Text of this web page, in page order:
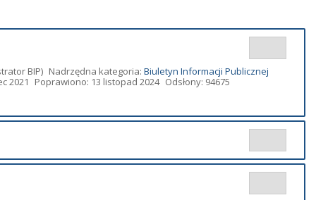
BIP) Nadrzędna kategoria: Biuletyn Informacji Publicznej
2021
Poprawiono: 13 listopad 2024 Odsłony: 94675